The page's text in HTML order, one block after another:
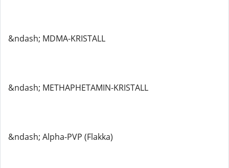
&ndash; MDMA-KRISTALL
&ndash; METHAPHETAMIN-KRISTALL
&ndash; Alpha-PVP (Flakka)